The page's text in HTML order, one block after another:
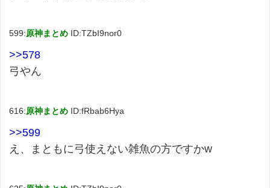
599:原神まとめ ID:TZbI9nor0
>>578
弓やん
616:原神まとめ ID:fRbab6Hya
>>599
え、まともに弓使えない雑魚の方ですかw